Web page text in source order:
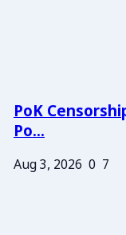
PoK
Po...
Aug 3, 2026 0 7